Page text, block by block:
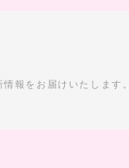
報をお届けいたします。